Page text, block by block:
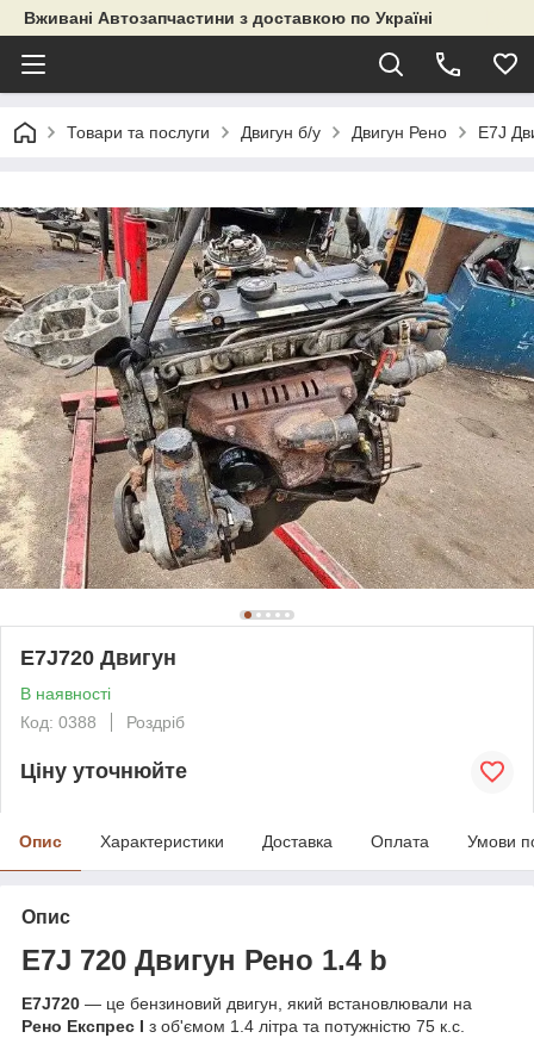
Вживані Автозапчастини з доставкою по Україні
Товари та послуги Двигун б/у Двигун Рено E7J
E7J720 Двигун
В наявності
Код: 0388
Роздріб
Ціну уточнюйте
Опис Характеристики Доставка Оплата Умови
Опис
E7J 720 Двигун Рено 1.4 b
E7J720 — це бензиновий двигун, який встановлювали на
Рено Експрес I з об'ємом 1.4 літра та потужністю 75 к.с.